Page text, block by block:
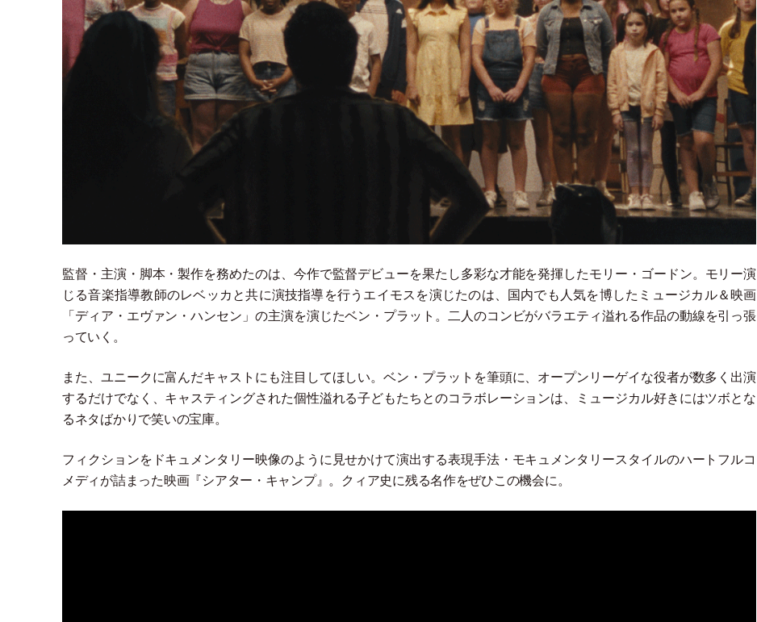
監督 ・ 主演・ 脚本・製作を務めたのは、今作で監督デビューを果たし多彩な才能を発揮したモリー ・ ゴードン。モリー演
じる音楽指導教師のレベッカと共に演技指導を行うエイモスを演じたのは、国内でも人気を博したミュージカル＆映画
「 ディア ・ エヴァン ・ハンセン 」 の主演を演じたベン ・ プラット。二人のコンビがバラエティ溢れる作品の動線を引っ張
っていく。
また、ユニークに富んだキャストにも注目してほしい。ベン ・ プラットを筆頭に、オープンリーゲイな役者が数多く出演
するだけでなく、キャスティングされた個性溢れる子どもたちとのコラボレーションは、ミュージカル好きにはツボとな
るネタばかりで笑いの宝庫。
フィクションをドキュメンタリー映像のように見せかけて演出する表現手法・ モキュメンタリースタイルのハートフルコ
メディが詰まった映画『シアター ・ キャンプ』。クィア史に残る名作をぜひこの機会に。